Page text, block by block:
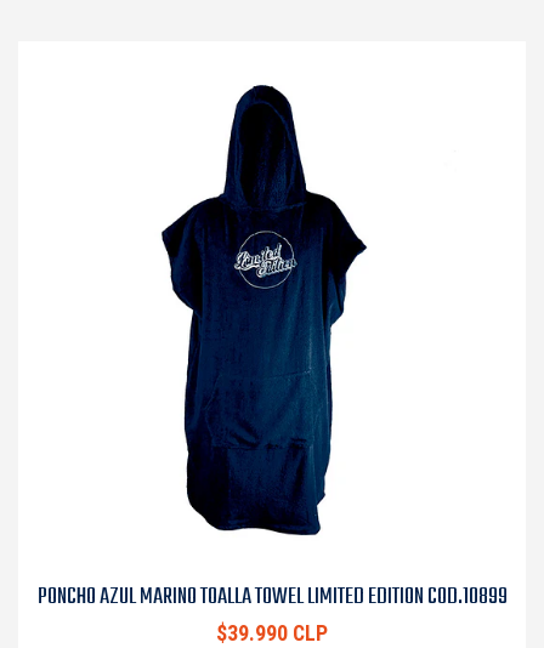
PONCHO AZUL MARINO TOALLA TOWEL LIMITED EDITION COD.10899
$39.990 CLP